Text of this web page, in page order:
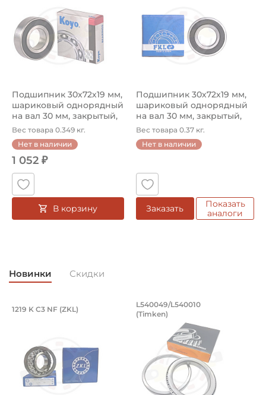
Подшипник 30х72х19 мм,
шариковый однорядный
на вал 30 мм, закрытый,
уве...
Вес товара 0.349 кг.
Нет в наличии
1 052 ₽
В корзину
Подшипник 30х72х19 мм,
шариковый однорядный
на вал 30 мм, закрытый,
уве...
Вес товара 0.37 кг.
Нет в наличии
Заказать
Показать
аналоги
Новинки Скидки
Подшипник 95х170х32 мм, шариковый
Подшипник 95х170х32 мм, шариковый двухрядный,
1219 K C3 NF (ZKL) Подшипник
Подшипник
L540049/L540010
(Timken)